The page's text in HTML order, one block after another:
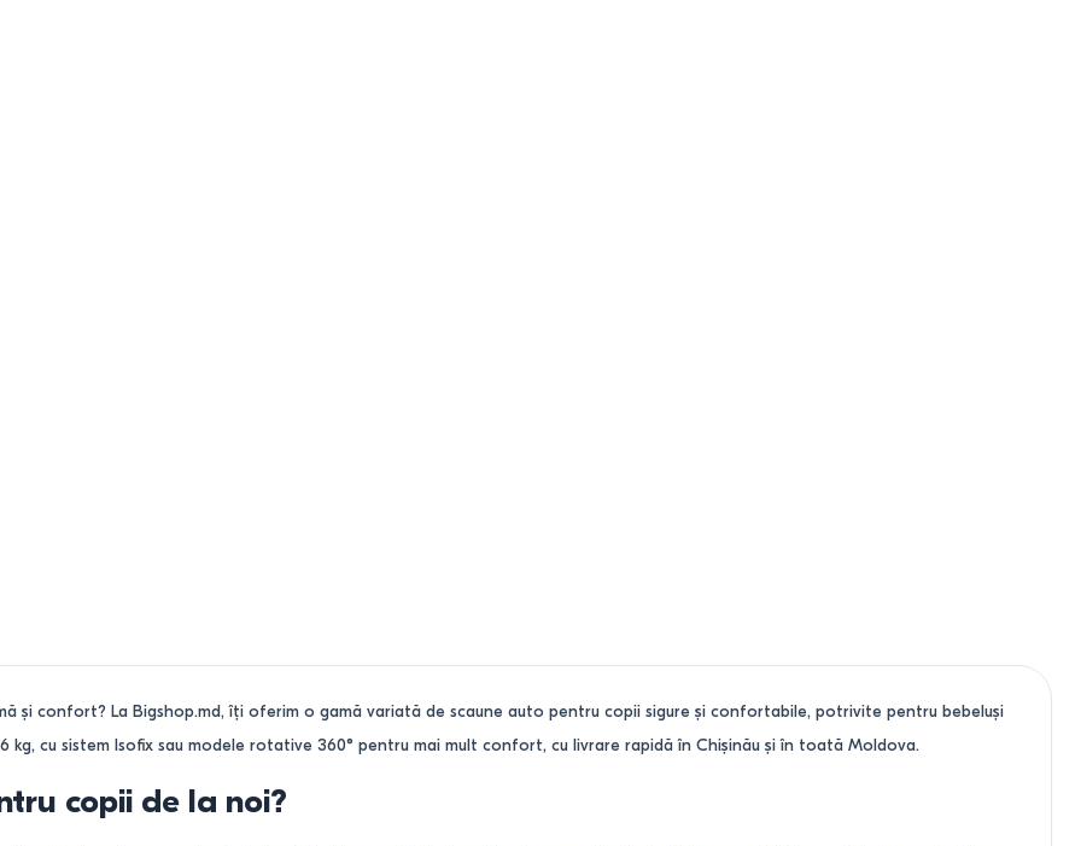
și confort? La Bigshop.md, îți oferim o gamă variată de scaune auto pentru copii sigure și confortabile, potrivite pentru bebeluși
kg, cu sistem Isofix sau modele rotative 360° pentru mai mult confort, cu livrare rapidă în Chișinău și în toată Moldova.
copii de la noi?